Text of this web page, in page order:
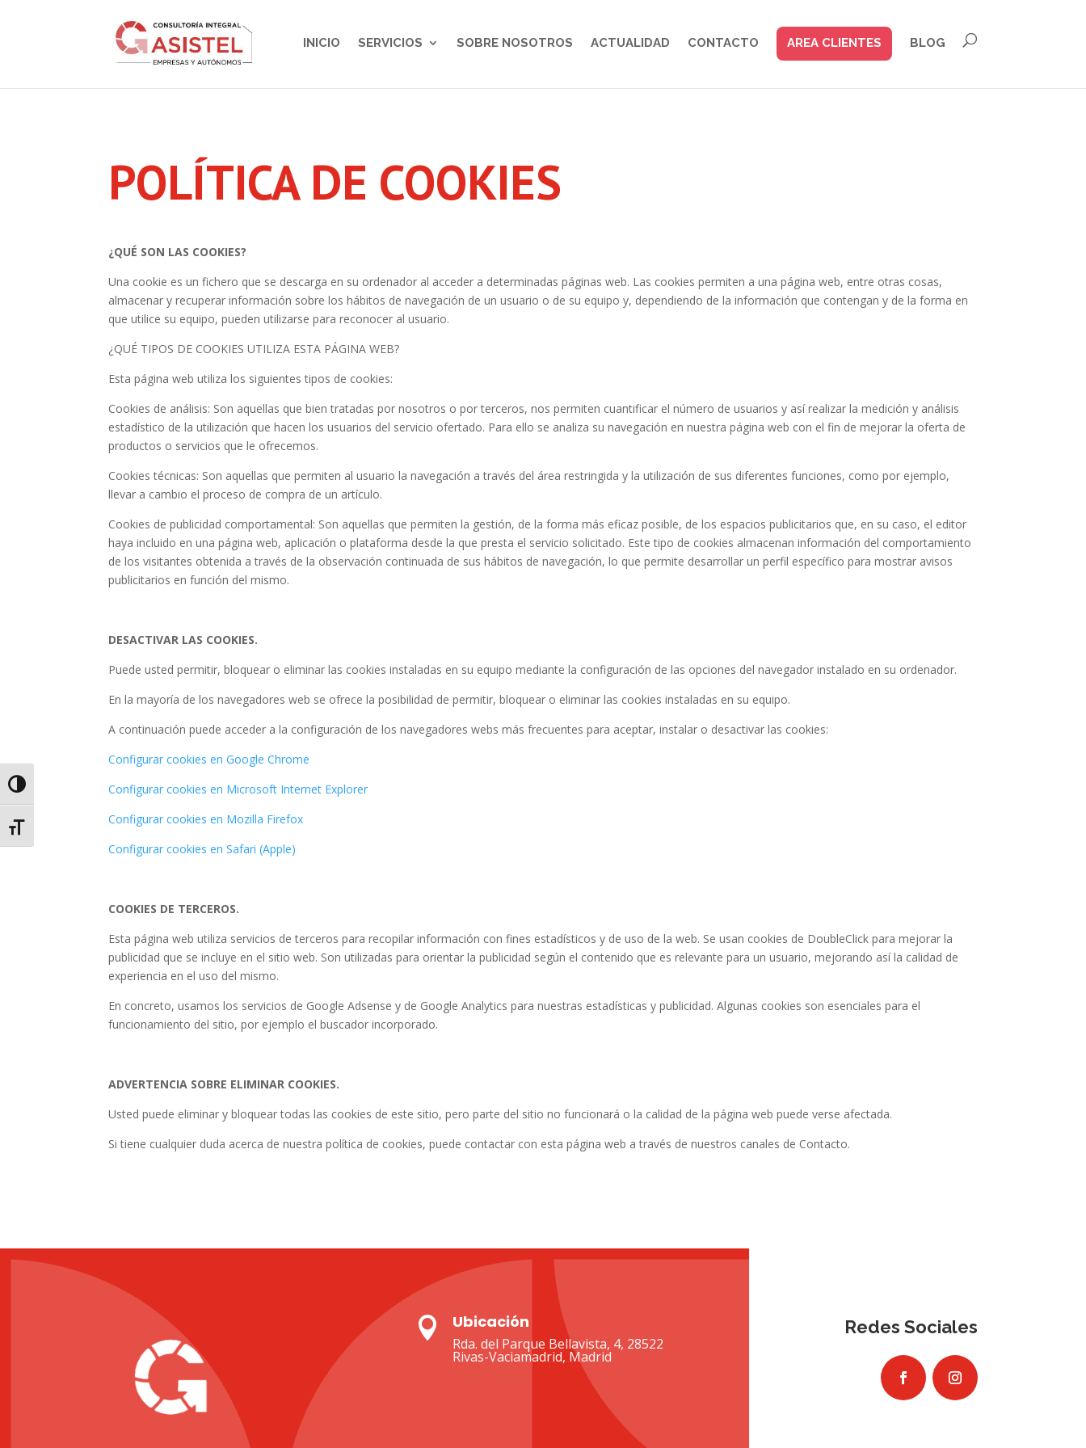
Alternar alto contraste
Alternar tamaño de letra
INICIO SERVICIOS SOBRE NOSOTROS ACTUALIDAD CONTACTO AREA CLIENTES BLOG
POLÍTICA DE COOKIES
¿QUÉ SON LAS COOKIES?
Una cookie es un fichero que se descarga en su ordenador al acceder a determinadas páginas web. Las cookies permiten a una página web, entre otras cosas,
almacenar y recuperar información sobre los hábitos de navegación de un usuario o de su equipo y, dependiendo de la información que contengan y de la forma en
que utilice su equipo, pueden utilizarse para reconocer al usuario.
¿QUÉ TIPOS DE COOKIES UTILIZA ESTA PÁGINA WEB?
Esta página web utiliza los siguientes tipos de cookies:
Cookies de análisis: Son aquellas que bien tratadas por nosotros o por terceros, nos permiten cuantificar el número de usuarios y así realizar la medición y análisis
estadístico de la utilización que hacen los usuarios del servicio ofertado. Para ello se analiza su navegación en nuestra página web con el fin de mejorar la oferta de
productos o servicios que le ofrecemos.
Cookies técnicas: Son aquellas que permiten al usuario la navegación a través del área restringida y la utilización de sus diferentes funciones, como por ejemplo,
llevar a cambio el proceso de compra de un artículo.
Cookies de publicidad comportamental: Son aquellas que permiten la gestión, de la forma más eficaz posible, de los espacios publicitarios que, en su caso, el editor
haya incluido en una página web, aplicación o plataforma desde la que presta el servicio solicitado. Este tipo de cookies almacenan información del comportamiento
de los visitantes obtenida a través de la observación continuada de sus hábitos de navegación, lo que permite desarrollar un perfil específico para mostrar avisos
publicitarios en función del mismo.
DESACTIVAR LAS COOKIES.
Puede usted permitir, bloquear o eliminar las cookies instaladas en su equipo mediante la configuración de las opciones del navegador instalado en su ordenador.
En la mayoría de los navegadores web se ofrece la posibilidad de permitir, bloquear o eliminar las cookies instaladas en su equipo.
A continuación puede acceder a la configuración de los navegadores webs más frecuentes para aceptar, instalar o desactivar las cookies:
Configurar cookies en Google Chrome
Configurar cookies en Microsoft Internet Explorer
Configurar cookies en Mozilla Firefox
Configurar cookies en Safari (Apple)
COOKIES DE TERCEROS.
Esta página web utiliza servicios de terceros para recopilar información con fines estadísticos y de uso de la web. Se usan cookies de DoubleClick para mejorar la
publicidad que se incluye en el sitio web. Son utilizadas para orientar la publicidad según el contenido que es relevante para un usuario, mejorando así la calidad de
experiencia en el uso del mismo.
En concreto, usamos los servicios de Google Adsense y de Google Analytics para nuestras estadísticas y publicidad. Algunas cookies son esenciales para el
funcionamiento del sitio, por ejemplo el buscador incorporado.
ADVERTENCIA SOBRE ELIMINAR COOKIES.
Usted puede eliminar y bloquear todas las cookies de este sitio, pero parte del sitio no funcionará o la calidad de la página web puede verse afectada.
Si tiene cualquier duda acerca de nuestra política de cookies, puede contactar con esta página web a través de nuestros canales de Contacto.
 Ubicación
Rda. del Parque Bellavista, 4, 28522
Rivas-Vaciamadrid, Madrid
Redes Sociales